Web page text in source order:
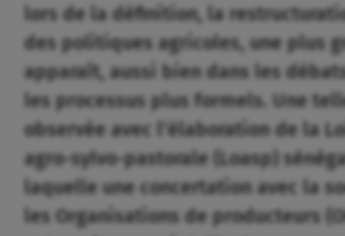
lors de la définition, la
des politiques agricoles, une plus
apparaît, aussi bien dans les
les processus plus formels. Une
observée avec l’élaboration de la
agro-sylvo-pastorale (Loasp)
laquelle une concertation avec la
les Organisations de producteurs